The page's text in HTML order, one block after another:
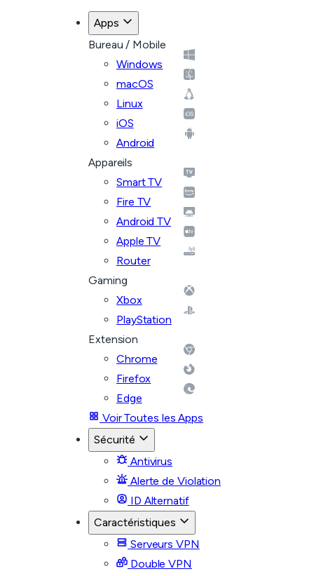
Apps
Bureau / Mobile
Windows
macOS
Linux
iOS
Android
Appareils
Smart TV
Fire TV
Android TV
Apple TV
Router
Gaming
Xbox
PlayStation
Extension
Chrome
Firefox
Edge
Voir Toutes les Apps
Sécurité
Antivirus
Alerte de Violation
ID Alternatif
Caractéristiques
Serveurs VPN
Double VPN